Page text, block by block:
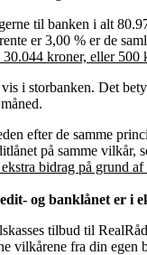
til banken i alt
er 3,00 % er de
kroner, eller 500
i storbanken. Det
efter de samme
på samme vilkår,
bidrag på grund
og banklånet er i
tilbud til
vilkårene fra din egen